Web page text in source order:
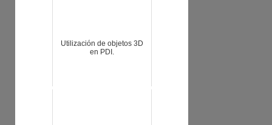
Utilización de objetos 3D
en PDI.